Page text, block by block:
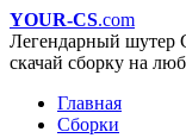
YOUR-CS.com
Легендарный шутер
скачай сборку на
Главная
Сборки